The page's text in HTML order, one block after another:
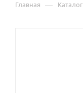
Главная — Каталог